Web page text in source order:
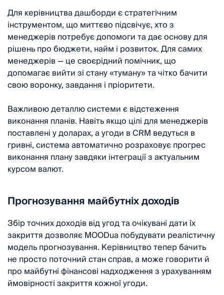
Для керівництва дашборди є стратегічним
інструментом, що миттєво підсвічує, хто з
менеджерів потребує допомоги та дає основу для
рішень про бюджети, найм і розвиток. Для самих
менеджерів — це своєрідний помічник, що
допомагає вийти зі стану «туману» та чітко бачити
свою воронку, завдання і пріоритети.
Важливою деталлю системи є відстеження
виконання планів. Навіть якщо цілі для менеджерів
поставлені у доларах, а угоди в CRM ведуться в
гривні, система автоматично розраховує прогрес
виконання плану завдяки інтеграції з актуальним
курсом валют.
Прогнозування майбутніх доходів
Збір точних доходів від угод та очікувані дати їх
закриття дозволяє MOODua побудувати реалістичну
модель прогнозування. Керівництво тепер бачить
не просто поточний стан справ, а може говорити й
про майбутні фінансові надходження з урахуванням
ймовірності закриття кожної угоди.